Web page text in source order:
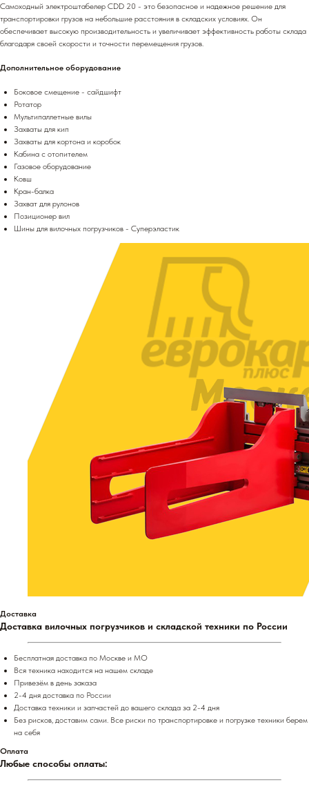
Самоходный электроштабелер CDD 20 - это безопасное и надежное решение для
транспортировки грузов на небольшие расстояния в складских условиях. Он
обеспечивает высокую производительность и увеличивает эффективность работы склада
благодаря своей скорости и точности перемещения грузов.
Дополнительное оборудование
Боковое смещение - сайдшифт
Ротатор
Мультипаллетные вилы
Захваты для кип
Захваты для кортона и коробок
Кабина с отопителем
Газовое оборудование
Ковш
Кран-балка
Захват для рулонов
Позиционер вил
Шины для вилочных погрузчиков - Суперэластик
Доставка
Доставка вилочных погрузчиков и складской техники по России
Бесплатная доставка по Москве и МО
Вся техника находится на нашем складе
Привезём в день заказа
2-4 дня доставка по России
Доставка техники и запчастей до вашего склада за 2-4 дня
Без рисков, доставим сами. Все риски по транспортировке и погрузке техники берем
на себя
Оплата
Любые способы оплаты: